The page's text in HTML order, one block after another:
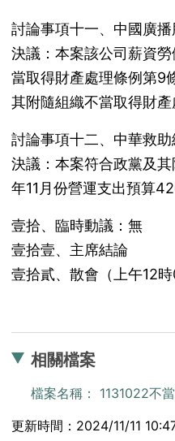
討論事項十一、中國廣播
決議：本案該公司薪資
當取得財產處理條例第9
其附隨組織不當取得財產
討論事項十二、中華救助
決議：本案符合政黨及
年11月份營運支出預算
壹拾、臨時動議：無
壹拾壹、主席結論
壹拾貳、散會（上午12時
相關檔案
檔案名稱： 1131022不
更新時間：2024/11/11